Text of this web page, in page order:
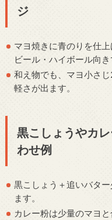
ジ
マヨ焼きに青のりを仕
ビール・ハイボール向き
和え物でも、マヨ小さ
軽さが出ます。
黒こしょうやカ
わせ例
黒こしょう＋追いバタ
ます。
カレー粉は少量のマヨ